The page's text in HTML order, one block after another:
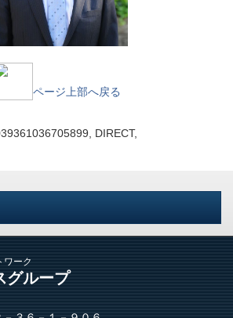
ページ上部へ戻る
DIRECT,
ワーク
グループ